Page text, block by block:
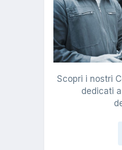
Scopri i nostri
dedicati